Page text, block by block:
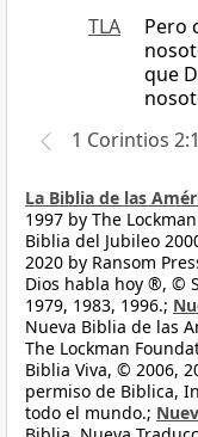
TLA
Pero
que
1 Corintios
La Biblia de las
1997 by The
Biblia del Jubileo
2020 by Ransom
Dios habla hoy ®, ©
1979, 1983, 1996.;
Nueva Biblia de las
The Lockman
Biblia Viva, © 2006,
permiso de Biblica,
todo el mundo.;